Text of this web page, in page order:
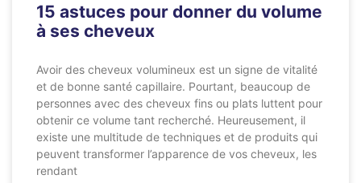
15 astuces pour donner du volume
à ses cheveux
Avoir des cheveux volumineux est un signe de vitalité
et de bonne santé capillaire. Pourtant, beaucoup de
personnes avec des cheveux fins ou plats luttent pour
obtenir ce volume tant recherché. Heureusement, il
existe une multitude de techniques et de produits qui
peuvent transformer l’apparence de vos cheveux, les
rendant